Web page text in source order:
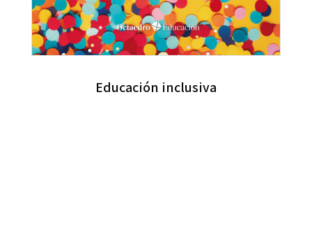
Educación inclusiva